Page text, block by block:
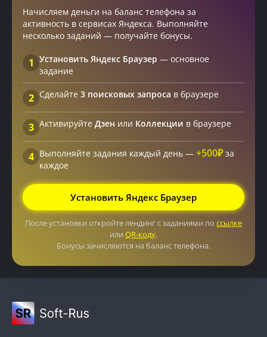
Начисляем деньги на баланс телефона за
активность в сервисах Яндекса. Выполняйте
несколько заданий — получайте бонусы.
1 Установить Яндекс Браузер — основное
задание
2 Сделайте 3 поисковых запроса в браузере
3 Активируйте Дзен или Коллекции в браузере
4 Выполняйте задания каждый день — +500₽за
каждое
Установить Яндекс Браузер
После установки откройте лендинг с заданиями по ссылке
или QR-коду.
Бонусы зачисляются на баланс телефона.